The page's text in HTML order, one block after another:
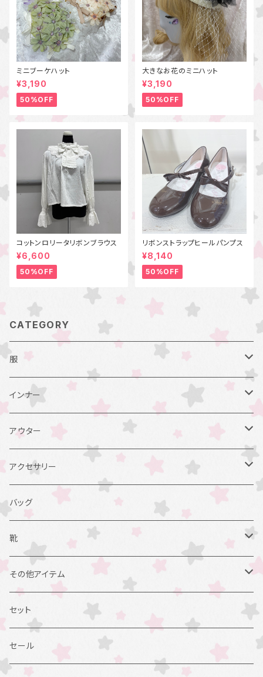
ミニブーケハット
¥3,190
50%OFF
大きなお花のミニハット
¥3,190
50%OFF
コットンロリータリボンブラウス
¥6,600
50%OFF
リボンストラップヒールパンプス
¥8,140
50%OFF
CATEGORY
服
ジャンスカ
ワンピース
スカート
ブラウス
インナー
パニエ
ドロワーズ
アウター
カーディガン
コート、マフラー
その他
アクセサリー
ヘアアクセ
ヘッドドレス
カチューシャ
クリップ
腕周りアイテム
お袖留め
リング
ネックレス、チョーカー
チョーカー
ネックレス
バッグ
靴
パンプス
ブーツ
サンダル
その他アイテム
靴下、ガーター
エプロン、ショール
セット
セール